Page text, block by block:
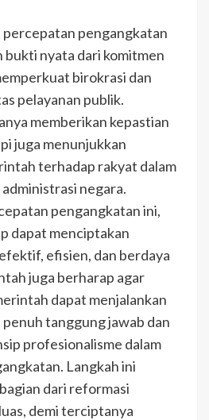
percepatan pengangkatan
bukti nyata dari komitmen
birokrasi dan
pelayanan publik.
memberikan kepastian
juga menunjukkan
terhadap rakyat dalam
negara.
pengangkatan ini,
dapat menciptakan
efisien, dan berdaya
juga berharap agar
dapat menjalankan
tanggung jawab dan
profesionalisme dalam
Langkah ini
dari reformasi
demi terciptanya